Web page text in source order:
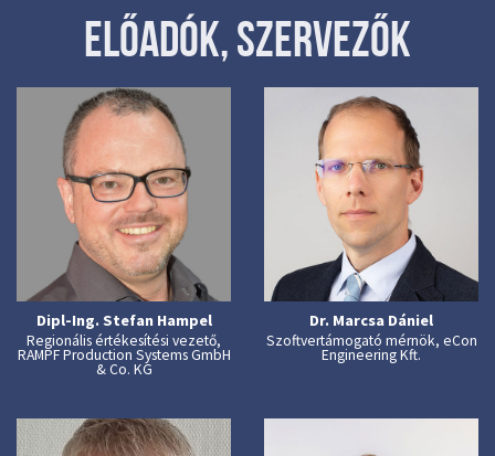
ELŐADÓK, SZERVEZŐK
Dipl-Ing. Stefan Hampel
Regionális értékesítési vezető,
RAMPF Production Systems GmbH
& Co. KG
Dr. Marcsa Dániel
Szoftvertámogató mérnök, eCon
Engineering Kft.